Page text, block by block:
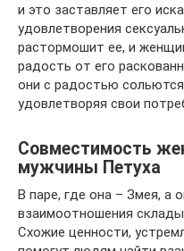
и это заставляет его
удовлетворения
растормошит ее, и
радость от его
они с радостью
удовлетворяя свои
Совместимость
мужчины Петуха
В паре, где она – Змея, а
взаимоотношения
Схожие ценности,